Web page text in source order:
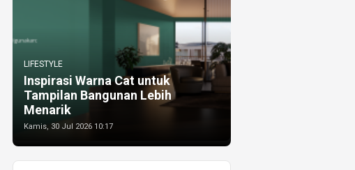
LIFESTYLE
Inspirasi Warna Cat untuk
Tampilan Bangunan Lebih
Menarik
Kamis, 30 Jul 2026 10:17